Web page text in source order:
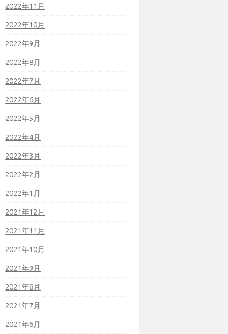
2022年11月
2022年10月
2022年9月
2022年8月
2022年7月
2022年6月
2022年5月
2022年4月
2022年3月
2022年2月
2022年1月
2021年12月
2021年11月
2021年10月
2021年9月
2021年8月
2021年7月
2021年6月